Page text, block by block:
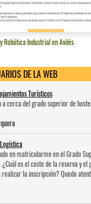
Robótica Industrial en Avilés
DE LA WEB
Turísticos
cerca del grado superior de
en matricularme en el Grado
es el coste de la reserva y
la inscripción? Quedo